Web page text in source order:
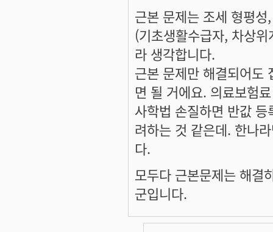
근본 문제는 조세 형평
(기초생활수급자, 차상
라 생각합니다.
근본 문제만 해결되어도
면 될 거에요. 의료보험
사학법 손질하면 반값
려하는 것 같은데. 한나
다.
모두다 근본문제는 해결
군입니다.